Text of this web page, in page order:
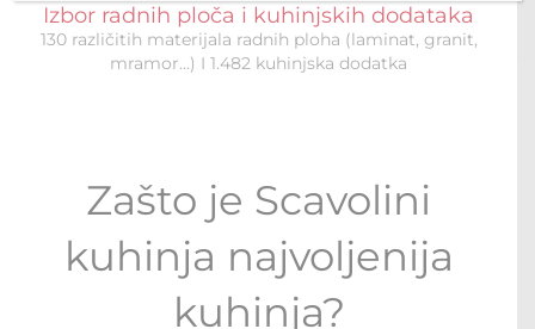
Izbor radnih ploča i kuhinjskih dodataka
130 različitih materijala radnih ploha (laminat, granit,
mramor…) I 1.482 kuhinjska dodatka
Zašto je Scavolini
kuhinja najvoljenija
kuhinja?